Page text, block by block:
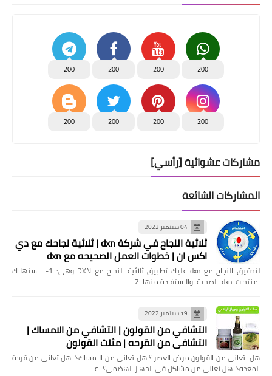
200
200
200
200
200
200
200
200
مشاركات عشوائية [رأسي]
المشاركات الشائعة
04 سبتمبر 2022
ثلاثية النجاح في شركة dxn | ثلاثية نجاحك مع دي
اكس ان | خطوات العمل الصحيحه مع dxn
لتحقيق النجاح مع dxn عليك تطبيق ثلاثية النجاح مع DXN وهي: 1- استهلاك
منتجات dxn الصحية والاستفادة منها. 2- …
19 سبتمبر 2022
التشافي من القولون | التشافي من الامساك |
التشافي من القرحه | مثلث القولون
هل تعاني من القولون مرض العصر ؟ هل تعاني من الامساك؟ هل تعاني من قرحة
المعده؟ هل تعاني من مشاكل في الجهاز الهضمي؟ ه…